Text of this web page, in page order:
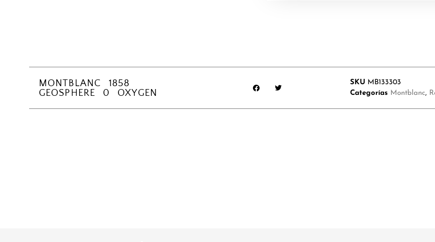
MONTBLANC 1858
GEOSPHERE 0 OXYGEN
SKU MB133303
Categorías Montblanc,